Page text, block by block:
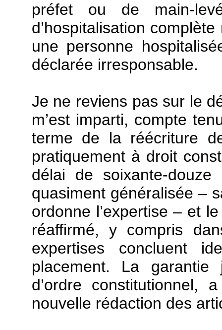
préfet ou de main-
d’hospitalisation
une personne
déclarée irresponsable.
Je ne reviens pas sur le
m’est imparti, compte
terme de la réécriture
pratiquement à droit
délai de soixante-
quasiment généralisée –
ordonne l’expertise – et
réaffirmé, y compris
expertises concluent
placement. La garantie
d’ordre constitutionnel,
nouvelle rédaction des